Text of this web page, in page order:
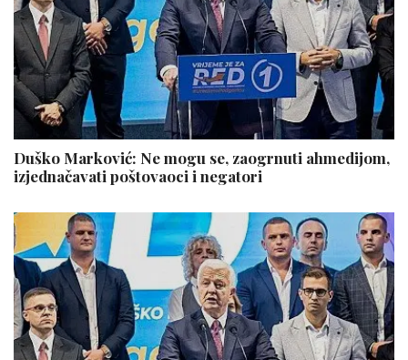
Duško Marković: Ne mogu se, zaogrnuti ahmedijom,
izjednačavati poštovaoci i negatori